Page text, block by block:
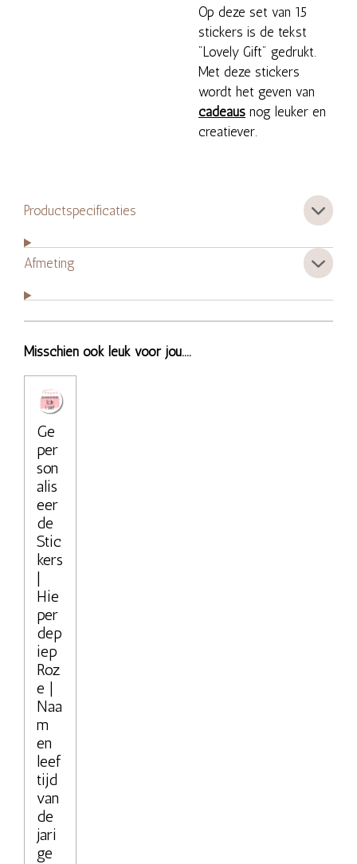
Op deze set van 15
stickers is de tekst
"Lovely Gift" gedrukt.
Met deze stickers
wordt het geven van
cadeaus nog leuker en
creatiever.
Productspecificaties
Afmeting
Misschien ook leuk voor jou....
Ge
per
son
alis
eer
de
Stic
kers
Hie
per
dep
iep
Roz
e |
Naa
m
en
leef
tijd
van
de
jari
ge